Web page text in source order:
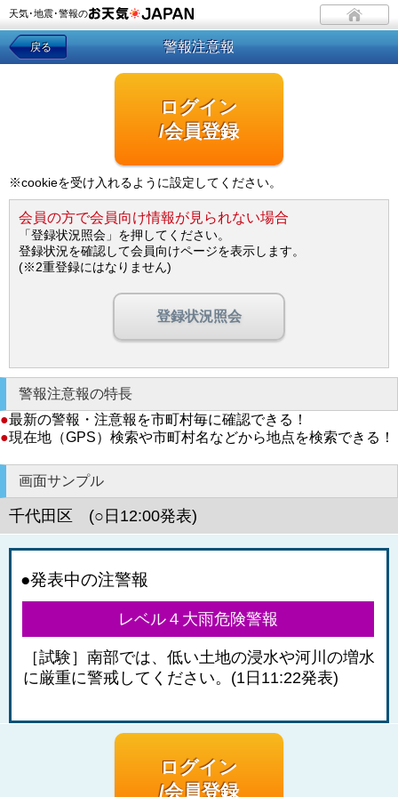
天気･地震･警報の
戻る 警報注意報
ログイン
/会員登録
※cookieを受け入れるように設定してください。
会員の方で会員向け情報が見られない場合
「登録状況照会」を押してください。
登録状況を確認して会員向けページを表示します。
(※2重登録にはなりません)
登録状況照会
警報注意報の特長
●最新の警報・注意報を市町村毎に確認できる！
●現在地（GPS）検索や市町村名などから地点を検索できる！
画面サンプル
千代田区 (○日12:00発表)
●発表中の注警報
レベル４大雨危険警報
［試験］南部では、低い土地の浸水や河川の増水
に厳重に警戒してください。(1日11:22発表)
ログイン
/会員登録